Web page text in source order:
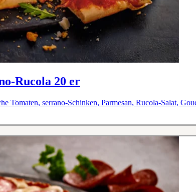
Rucola 20 er
Tomaten, serrano-Schinken, Parmesan, Rucola-Salat,